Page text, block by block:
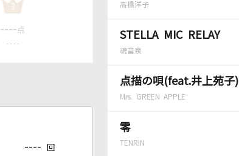
高橋洋子
STELLA MIC RELAY
魂音泉
点描の唄(feat.井上苑子)
Mrs. GREEN APPLE
零
TENRIN
3
---- 点
----
---- 回